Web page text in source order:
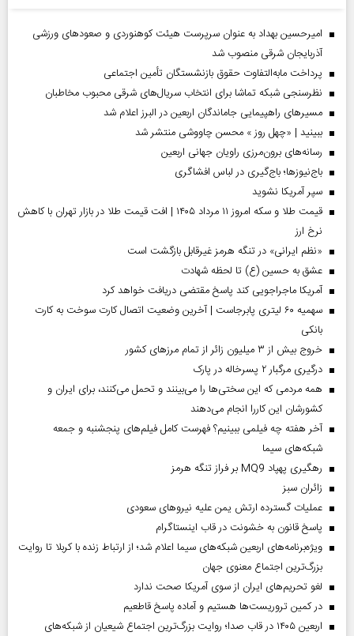
امیرحسین بهداد به عنوان سرپرست هیئت کوهنوردی و صعودهای ورزشی
آذربایجان شرقی منصوب شد
پرداخت مابه‌التفاوت حقوق بازنشستگان تأمین اجتماعی
نظرسنجی شبکه تماشا برای انتخاب سریال‌های شرقی محبوب مخاطبان
مسیر‌های راهپیمایی جاماندگان اربعین در البرز اعلام شد
ببینید | «چهل روز » محسن چاووشی منتشر شد
رسانه‌های برون‌مرزی راویان جهانی اربعین
باج‌نیوزها؛ باج‌گیری در لباس افشاگری
سپر آمریکا نشوید
قیمت طلا و سکه امروز ۱۱ مرداد ۱۴۰۵ | افت قیمت طلا در بازار تهران با کاهش
نرخ ارز
«نظم ایرانی» در تنگه هرمز غیرقابل بازگشت است
عشق به حسین (ع) تا لحظه شهادت
آمریکا ماجراجویی کند پاسخ مقتضی دریافت خواهد کرد
سهمیه ۶۰ لیتری پابرجاست | آخرین وضعیت اتصال کارت سوخت به کارت
بانکی
خروج بیش از ۳ میلیون زائر از تمام مرز‌های کشور
درگیری مرگبار ۲ پسرخاله در پارک
همه مردمی که این سختی‌ها را می‌بینند و تحمل می‌کنند، برای ایران و
کشورشان این کاررا انجام می‌دهند
آخر هفته چه فیلمی ببینیم؟ فهرست کامل فیلم‌های پنجشنبه و جمعه
شبکه‌های سیما
رهگیری پهپاد MQ9 بر فراز تنگه هرمز
‌زائران سبز
عملیات گسترده ارتش یمن علیه نیروهای سعودی
پاسخ قانون به خشونت در قاب اینستاگرام
ویژه‌برنامه‌های اربعین شبکه‌های سیما اعلام شد؛ از ارتباط زنده با کربلا تا روایت
بزرگ‌ترین اجتماع معنوی جهان
لغو تحریم‌های ایران از سوی آمریکا صحت ندارد
در کمین تروریست‌ها هستیم و آماده پاسخ قاطعیم
اربعین ۱۴۰۵ در قاب صدا؛ روایت بزرگ‌ترین اجتماع شیعیان از شبکه‌های